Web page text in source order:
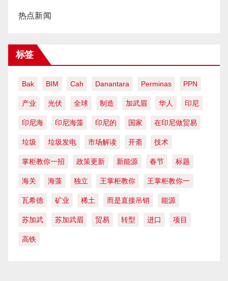
热点新闻
标签
Bak BIM Cah Danantara Perminas PPN
产业 光伏 全球 制造 加武眉 华人 印尼
印尼海 印尼海藻 印尼的 国家 在印尼做贸易
垃圾 垃圾发电 市场解读 开斋 技术
掌柜教你一招 政策更新 新能源 春节 标题
海关 海藻 独立 王掌柜教你 王掌柜教你一
瓦希德 矿业 稀土 而是直接吊销 能源
苏加武 苏加武眉 贸易 转型 进口 项目
高铁